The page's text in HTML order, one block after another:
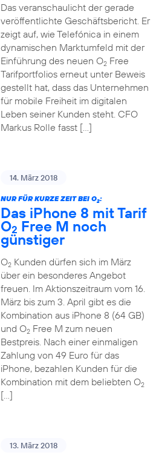
Das veranschaulicht der gerade
veröffentlichte Geschäftsbericht. Er
zeigt auf, wie Telefónica in einem
dynamischen Marktumfeld mit der
Einführung des neuen O2Free
Tarifportfolios erneut unter Beweis
gestellt hat, dass das Unternehmen
für mobile Freiheit im digitalen
Leben seiner Kunden steht. CFO
Markus Rolle fasst […]
14. März 2018
NUR FÜR KURZE ZEIT BEI O2:
Das iPhone 8 mit Tarif
O2 Free M noch
günstiger
O2Kunden dürfen sich im März
über ein besonderes Angebot
freuen. Im Aktionszeitraum vom 16.
März bis zum 3. April gibt es die
Kombination aus iPhone 8 (64 GB)
und O2Free M zum neuen
Bestpreis. Nach einer einmaligen
Zahlung von 49 Euro für das
iPhone, bezahlen Kunden für die
Kombination mit dem beliebten O2
[…]
13. März 2018